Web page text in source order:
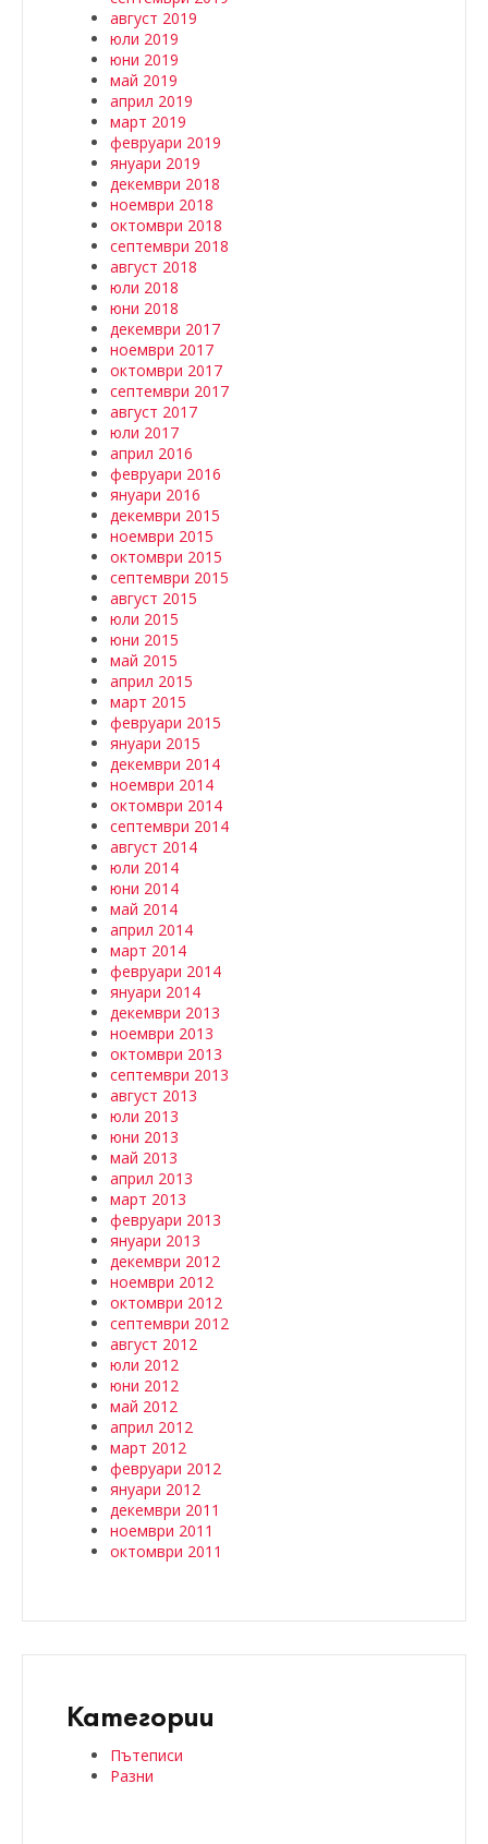
август 2019
юли 2019
юни 2019
май 2019
април 2019
март 2019
февруари 2019
януари 2019
декември 2018
ноември 2018
октомври 2018
септември 2018
август 2018
юли 2018
юни 2018
декември 2017
ноември 2017
октомври 2017
септември 2017
август 2017
юли 2017
април 2016
февруари 2016
януари 2016
декември 2015
ноември 2015
октомври 2015
септември 2015
август 2015
юли 2015
юни 2015
май 2015
април 2015
март 2015
февруари 2015
януари 2015
декември 2014
ноември 2014
октомври 2014
септември 2014
август 2014
юли 2014
юни 2014
май 2014
април 2014
март 2014
февруари 2014
януари 2014
декември 2013
ноември 2013
октомври 2013
септември 2013
август 2013
юли 2013
юни 2013
май 2013
април 2013
март 2013
февруари 2013
януари 2013
декември 2012
ноември 2012
октомври 2012
септември 2012
август 2012
юли 2012
юни 2012
май 2012
април 2012
март 2012
февруари 2012
януари 2012
декември 2011
ноември 2011
октомври 2011
Категории
Пътеписи
Разни